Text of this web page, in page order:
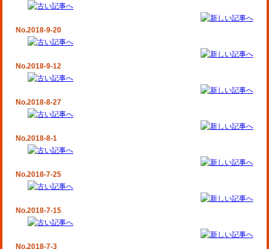
No.2018-9-20
No.2018-9-12
No.2018-8-27
No.2018-8-1
No.2018-7-25
No.2018-7-15
No.2018-7-3